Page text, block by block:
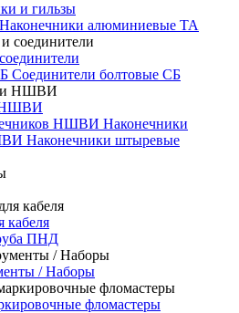
и гильзы
Наконечники алюминиевые ТА
Соединители болтовые СБ
НШВИ
НШВИ Наконечники
Наконечники штыревые
кабеля
ПНД
/ Наборы
фломастеры